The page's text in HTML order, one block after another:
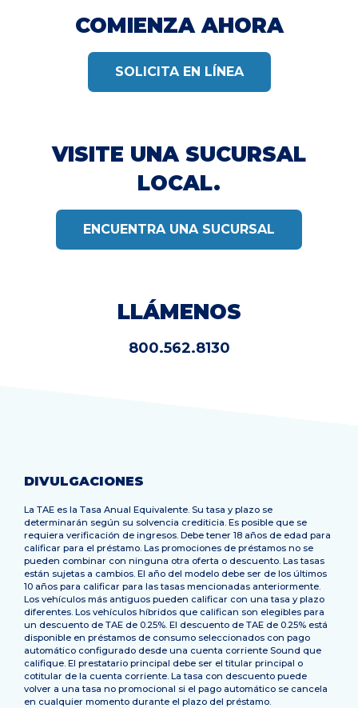
COMIENZA AHORA
SOLICITA EN LÍNEA
VISITE UNA SUCURSAL
LOCAL.
ENCUENTRA UNA SUCURSAL
LLÁMENOS
800.562.8130
DIVULGACIONES
La TAE es la Tasa Anual Equivalente. Su tasa y plazo se
determinarán según su solvencia crediticia. Es posible que se
requiera verificación de ingresos. Debe tener 18 años de edad para
calificar para el préstamo. Las promociones de préstamos no se
pueden combinar con ninguna otra oferta o descuento. Las tasas
están sujetas a cambios. El año del modelo debe ser de los últimos
10 años para calificar para las tasas mencionadas anteriormente.
Los vehículos más antiguos pueden calificar con una tasa y plazo
diferentes. Los vehículos híbridos que califican son elegibles para
un descuento de TAE de 0.25%. El descuento de TAE de 0.25% está
disponible en préstamos de consumo seleccionados con pago
automático configurado desde una cuenta corriente Sound que
califique. El prestatario principal debe ser el titular principal o
cotitular de la cuenta corriente. La tasa con descuento puede
volver a una tasa no promocional si el pago automático se cancela
en cualquier momento durante el plazo del préstamo.